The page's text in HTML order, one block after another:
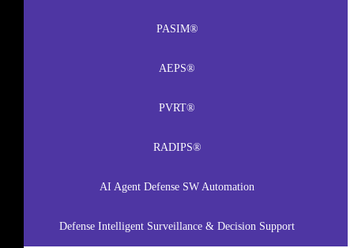
PASIM®
AEPS®
PVRT®
RADIPS®
AI Agent Defense SW Automation
Defense Intelligent Surveillance & Decision Support